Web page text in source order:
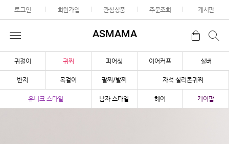
로그인 회원가입 관심상품 주문조회 게시판
ASMAMA
귀걸이 귀찌 피어싱 이어커프 실버
반지 목걸이 팔찌/발찌 자석 실리콘귀찌
유니크 스타일 남자 스타일 헤어 케이팝